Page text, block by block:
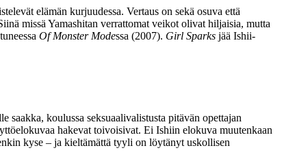
elämän kurjuudessa. Vertaus on sekä osuva että
missä Yamashitan verrattomat veikot olivat hiljaisia, mutta
Of Monster Modessa (2007). Girl Sparks jää Ishii-
koulussa seksuaalivalistusta pitävän opettajan
hakevat toivoisivat. Ei Ishiin elokuva muutenkaan
kyse – ja kieltämättä tyyli on löytänyt uskollisen